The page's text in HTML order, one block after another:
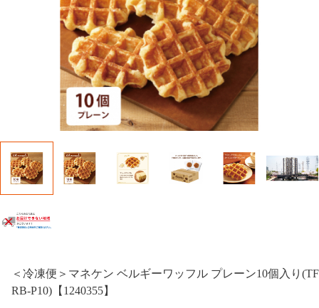
＜冷凍便＞マネケン ベルギーワッフル プレーン10個入り(TF
RB-P10)【1240355】